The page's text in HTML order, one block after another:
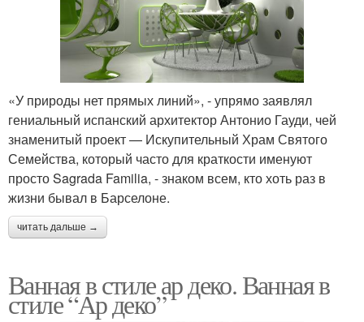
«У природы нет прямых линий», - упрямо заявлял
гениальный испанский архитектор Антонио Гауди, чей
знаменитый проект — Искупительный Храм Святого
Семейства, который часто для краткости именуют
просто Sagrada Familia, - знаком всем, кто хоть раз в
жизни бывал в Барселоне.
читать дальше →
Ванная в стиле ар деко. Ванная в
стиле “Ар деко”